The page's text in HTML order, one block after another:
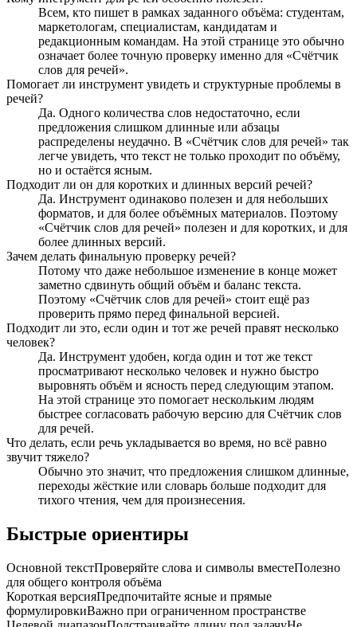
Всем, кто пишет в рамках заданного объёма: студентам,
маркетологам, специалистам, кандидатам и
редакционным командам. На этой странице это обычно
означает более точную проверку именно для «Счётчик
слов для речей».
Помогает ли инструмент увидеть и структурные проблемы в
речей?
Да. Одного количества слов недостаточно, если
предложения слишком длинные или абзацы
распределены неудачно. В «Счётчик слов для речей» так
легче увидеть, что текст не только проходит по объёму,
но и остаётся ясным.
Подходит ли он для коротких и длинных версий речей?
Да. Инструмент одинаково полезен и для небольших
форматов, и для более объёмных материалов. Поэтому
«Счётчик слов для речей» полезен и для коротких, и для
более длинных версий.
Зачем делать финальную проверку речей?
Потому что даже небольшое изменение в конце может
заметно сдвинуть общий объём и баланс текста.
Поэтому «Счётчик слов для речей» стоит ещё раз
проверить прямо перед финальной версией.
Подходит ли это, если один и тот же речей правят несколько
человек?
Да. Инструмент удобен, когда один и тот же текст
просматривают несколько человек и нужно быстро
выровнять объём и ясность перед следующим этапом.
На этой странице это помогает нескольким людям
быстрее согласовать рабочую версию для Счётчик слов
для речей.
Что делать, если речь укладывается во время, но всё равно
звучит тяжело?
Обычно это значит, что предложения слишком длинные,
переходы жёсткие или словарь больше подходит для
тихого чтения, чем для произнесения.
Быстрые ориентиры
Основной текстПроверяйте слова и символы вместеПолезно
для общего контроля объёма
Короткая версияПредпочитайте ясные и прямые
формулировкиВажно при ограниченном пространстве